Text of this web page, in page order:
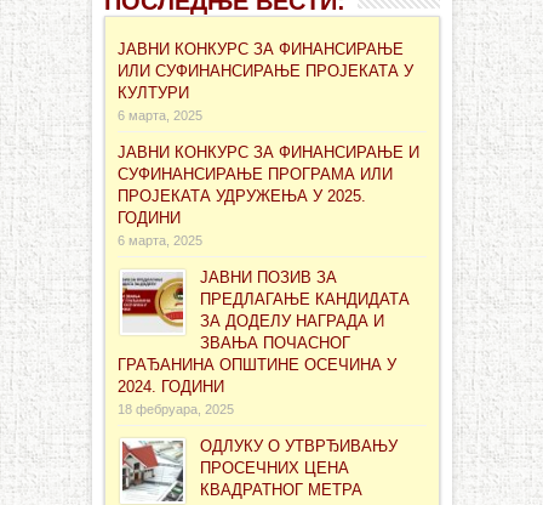
ЈАВНИ КОНКУРС ЗА ФИНАНСИРАЊЕ
ИЛИ СУФИНАНСИРАЊЕ ПРОЈЕКАТА У
КУЛТУРИ
6 марта, 2025
ЈАВНИ КОНКУРС ЗА ФИНАНСИРАЊЕ И
СУФИНАНСИРАЊЕ ПРОГРАМА ИЛИ
ПРОЈЕКАТА УДРУЖЕЊА У 2025.
ГОДИНИ
6 марта, 2025
ЈАВНИ ПОЗИВ ЗА
ПРЕДЛАГАЊЕ КАНДИДАТА
ЗА ДОДЕЛУ НАГРАДА И
ЗВАЊА ПОЧАСНОГ
ГРАЂАНИНА ОПШТИНЕ ОСЕЧИНА У
2024. ГОДИНИ
18 фебруара, 2025
ОДЛУКУ О УТВРЂИВАЊУ
ПРОСЕЧНИХ ЦЕНА
КВАДРАТНОГ МЕТРА